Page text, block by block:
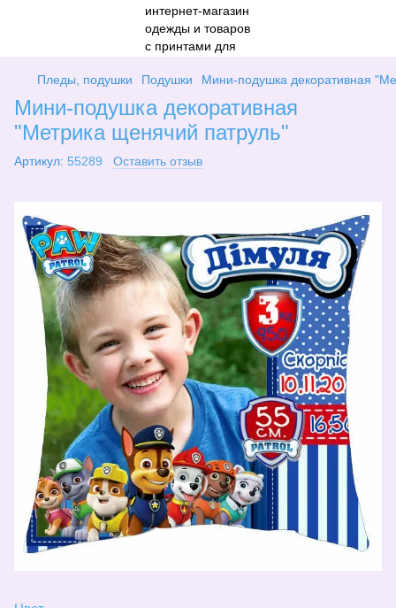
Пледы, подушки Подушки Мини-подушка декоративная
Мини-подушка декоративная
"Метрика щенячий патруль"
Артикул: 55289 Оставить отзыв